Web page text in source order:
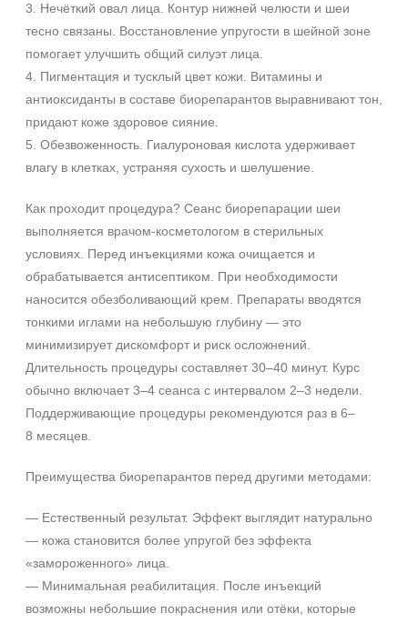
3. Нечёткий овал лица. Контур нижней челюсти и шеи
тесно связаны. Восстановление упругости в шейной зоне
помогает улучшить общий силуэт лица.
4. Пигментация и тусклый цвет кожи. Витамины и
антиоксиданты в составе биорепарантов выравнивают тон,
придают коже здоровое сияние.
5. Обезвоженность. Гиалуроновая кислота удерживает
влагу в клетках, устраняя сухость и шелушение.
Как проходит процедура? Сеанс биорепарации шеи
выполняется врачом‑косметологом в стерильных
условиях. Перед инъекциями кожа очищается и
обрабатывается антисептиком. При необходимости
наносится обезболивающий крем. Препараты вводятся
тонкими иглами на небольшую глубину — это
минимизирует дискомфорт и риск осложнений.
Длительность процедуры составляет 30–40 минут. Курс
обычно включает 3–4 сеанса с интервалом 2–3 недели.
Поддерживающие процедуры рекомендуются раз в 6–
8 месяцев.
Преимущества биорепарантов перед другими методами:
— Естественный результат. Эффект выглядит натурально
— кожа становится более упругой без эффекта
«замороженного» лица.
— Минимальная реабилитация. После инъекций
возможны небольшие покраснения или отёки, которые